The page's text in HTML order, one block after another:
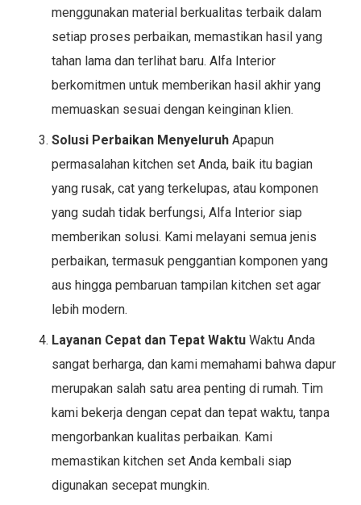
menggunakan material berkualitas terbaik dalam
setiap proses perbaikan, memastikan hasil yang
tahan lama dan terlihat baru. Alfa Interior
berkomitmen untuk memberikan hasil akhir yang
memuaskan sesuai dengan keinginan klien.
Solusi Perbaikan Menyeluruh Apapun
permasalahan kitchen set Anda, baik itu bagian
yang rusak, cat yang terkelupas, atau komponen
yang sudah tidak berfungsi, Alfa Interior siap
memberikan solusi. Kami melayani semua jenis
perbaikan, termasuk penggantian komponen yang
aus hingga pembaruan tampilan kitchen set agar
lebih modern.
Layanan Cepat dan Tepat Waktu Waktu Anda
sangat berharga, dan kami memahami bahwa dapur
merupakan salah satu area penting di rumah. Tim
kami bekerja dengan cepat dan tepat waktu, tanpa
mengorbankan kualitas perbaikan. Kami
memastikan kitchen set Anda kembali siap
digunakan secepat mungkin.